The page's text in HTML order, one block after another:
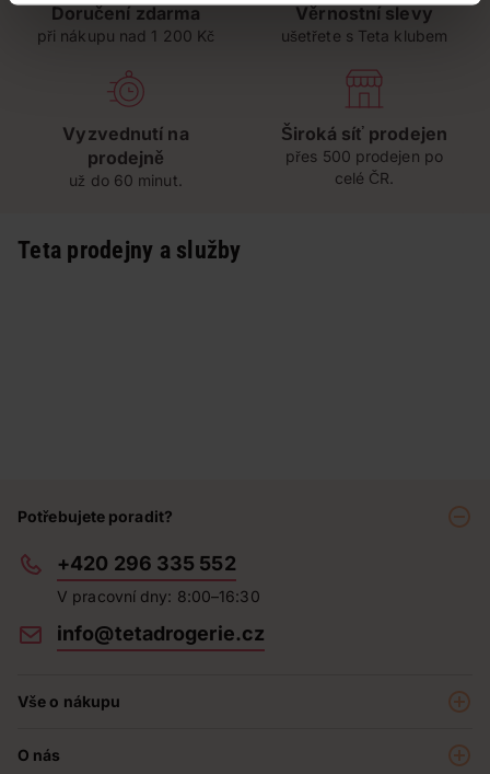
Doručení zdarma
při nákupu nad 1 200 Kč
Věrnostní slevy
ušetřete s Teta klubem
Vyzvednutí na
prodejně
už do 60 minut.
Široká síť prodejen
přes 500 prodejen po
celé ČR.
Teta prodejny a služby
Potřebujete poradit?
+420 296 335 552
V pracovní dny: 8:00–16:30
info@tetadrogerie.cz
Vše o nákupu
O nás